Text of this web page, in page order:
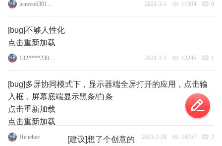
lenovo63017180 2021-3-1 11304 0
[bug]不够人性化
点击重新加载
132****2307_18 2021-3-1 12246 1
[bug]多屏协同模式下，显示器端全屏打开的应用，点击输
入框，屏幕底端显示黑条/白条
点击重新加载
点击重新加载
Hehehee 2021-2-28 14757 2
[建议]想了个创意的